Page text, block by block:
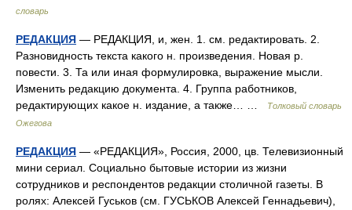
словарь
РЕДАКЦИЯ — РЕДАКЦИЯ, и, жен. 1. см. редактировать. 2.
Разновидность текста какого н. произведения. Новая р.
повести. 3. Та или иная формулировка, выражение мысли.
Изменить редакцию документа. 4. Группа работников,
редактирующих какое н. издание, а также… …
Толковый словарь
Ожегова
РЕДАКЦИЯ — «РЕДАКЦИЯ», Россия, 2000, цв. Телевизионный
мини сериал. Социально бытовые истории из жизни
сотрудников и респондентов редакции столичной газеты. В
ролях: Алексей Гуськов (см. ГУСЬКОВ Алексей Геннадьевич),